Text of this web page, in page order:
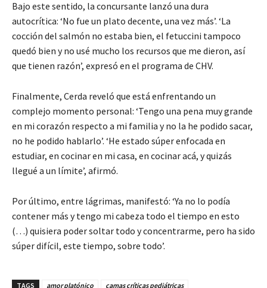
Bajo este sentido, la concursante lanzó una dura
autocrítica: ‘No fue un plato decente, una vez más’. ‘La
cocción del salmón no estaba bien, el fetuccini tampoco
quedó bien y no usé mucho los recursos que me dieron, así
que tienen razón’, expresó en el programa de CHV.
Finalmente, Cerda reveló que está enfrentando un
complejo momento personal: ‘Tengo una pena muy grande
en mi corazón respecto a mi familia y no la he podido sacar,
no he podido hablarlo’. ‘He estado súper enfocada en
estudiar, en cocinar en mi casa, en cocinar acá, y quizás
llegué a un límite’, afirmó.
Por último, entre lágrimas, manifestó: ‘Ya no lo podía
contener más y tengo mi cabeza todo el tiempo en esto
(…) quisiera poder soltar todo y concentrarme, pero ha sido
súper difícil, este tiempo, sobre todo’.
TAGS amor platónico camas críticas pediátricas